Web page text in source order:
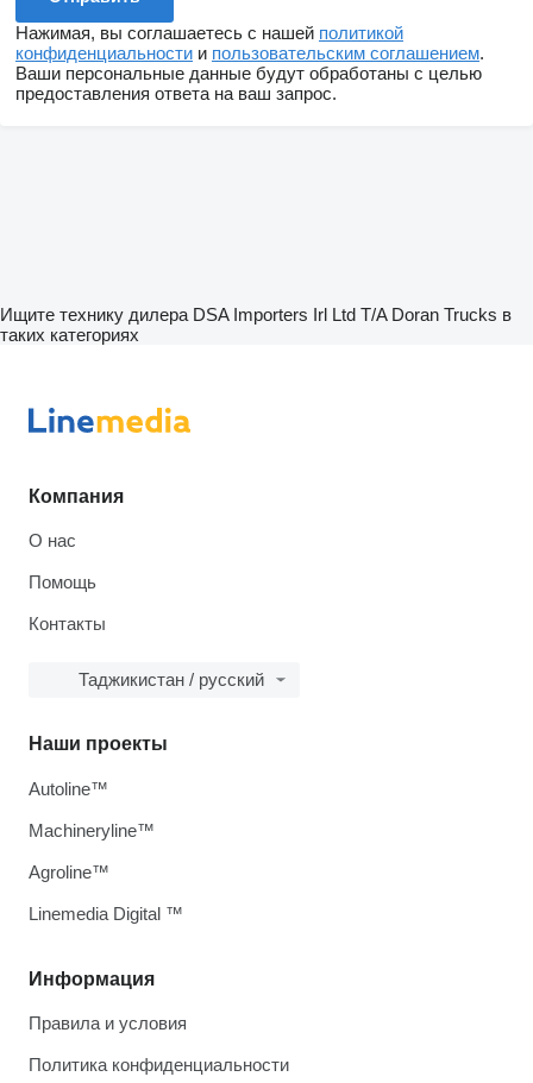
Нажимая, вы соглашаетесь с нашей политикой
конфиденциальности и пользовательским соглашением.
Ваши персональные данные будут обработаны с целью
предоставления ответа на ваш запрос.
Ищите технику дилера DSA Importers Irl Ltd T/A Doran Trucks в
таких категориях
Компания
О нас
Помощь
Контакты
Таджикистан / русский
Информация
Правила и условия
Политика конфиденциальности
Наши проекты
Autoline™
Machineryline™
Agroline™
Linemedia Digital ™